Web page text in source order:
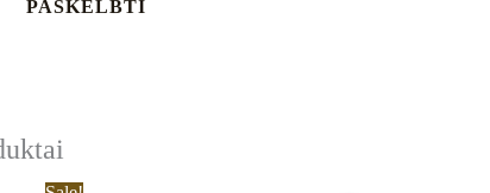
Original